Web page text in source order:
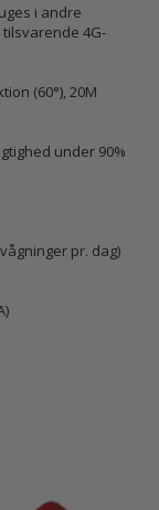
i andre
4G-
(60°), 20M
under 90%
pr. dag)